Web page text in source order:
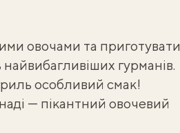
овочами та приготувати
гурманів.
особливий смак!
— пікантний овочевий